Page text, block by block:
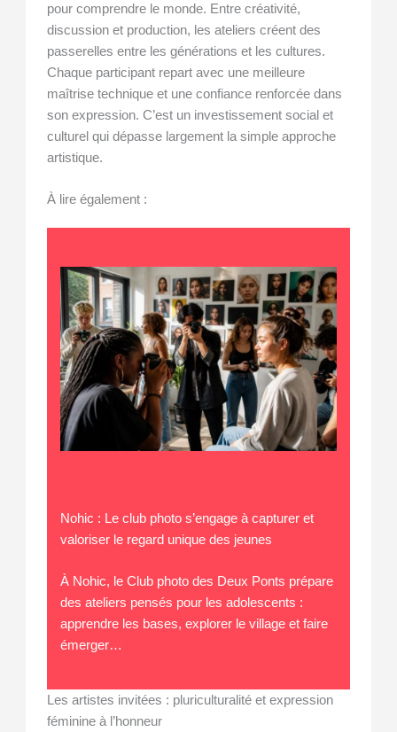
pour comprendre le monde. Entre créativité,
discussion et production, les ateliers créent des
passerelles entre les générations et les cultures.
Chaque participant repart avec une meilleure
maîtrise technique et une confiance renforcée dans
son expression. C’est un investissement social et
culturel qui dépasse largement la simple approche
artistique.
À lire également :
Nohic : Le club photo s’engage à capturer et
valoriser le regard unique des jeunes
À Nohic, le Club photo des Deux Ponts prépare
des ateliers pensés pour les adolescents :
apprendre les bases, explorer le village et faire
émerger…
Les artistes invitées : pluriculturalité et expression
féminine à l’honneur